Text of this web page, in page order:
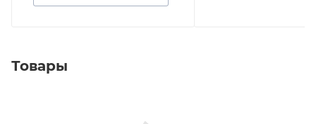
Товары